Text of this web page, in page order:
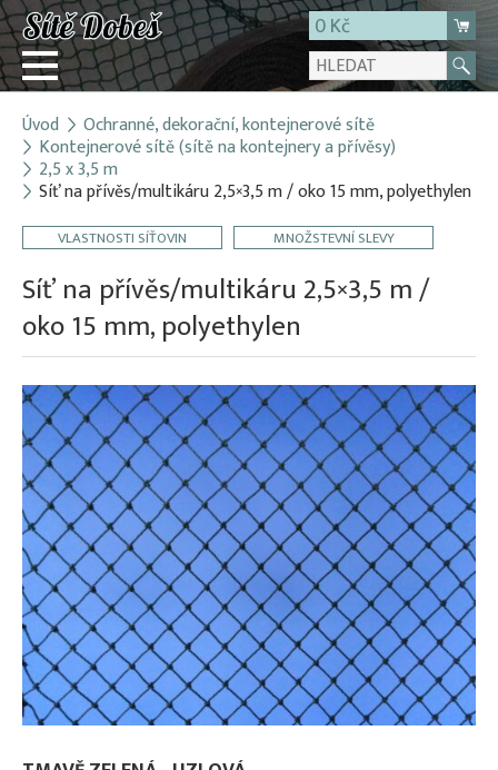
0 Kč
Přihlásit
Registrace
O firmě
Kontakt
Úvod Ochranné, dekorační, kontejnerové sítě
Kontejnerové sítě (sítě na kontejnery a přívěsy)
2,5 x 3,5 m
Síť na přívěs/multikáru 2,5×3,5 m / oko 15 mm, polyethylen
VLASTNOSTI SÍŤOVIN MNOŽSTEVNÍ SLEVY
Síť na přívěs/multikáru 2,5×3,5 m /
oko 15 mm, polyethylen